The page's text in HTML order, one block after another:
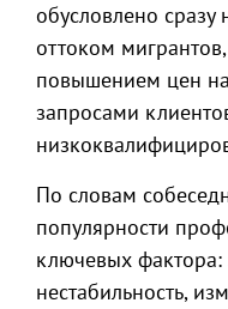
обусловлено
оттоком
повышением цен
запросами
По словам
популярности
ключевых фактора:
нестабильность,